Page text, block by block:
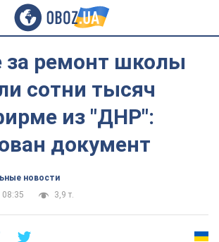
ремонт школы
сотни тысяч
из "ДНР":
документ
новости
08:35
3,9 т.